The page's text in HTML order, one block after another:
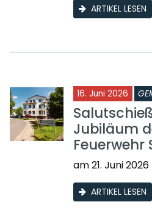
ARTIKEL LESEN
16. Juni 2026
Jubiläum
Feuerwehr
am 21. Juni 2026
ARTIKEL LESEN